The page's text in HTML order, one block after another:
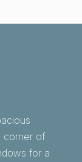
corner of
for a